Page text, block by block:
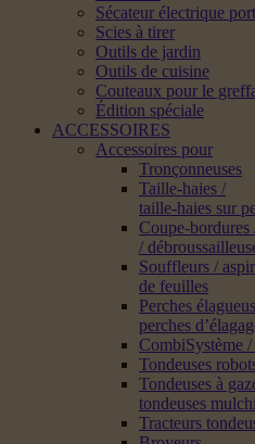
Sécateur électrique
Scies à tirer
Outils de jardin
Outils de cuisine
Couteaux pour le
Édition spéciale
ACCESSOIRES
Accessoires pour
Tronçonneuses
Taille-haies /
taille-haies sur
Coupe-bordures
/
Souffleurs /
de feuilles
Perches
perches
CombiSystème
Tondeuses
Tondeuses à
tondeuses
Tracteurs